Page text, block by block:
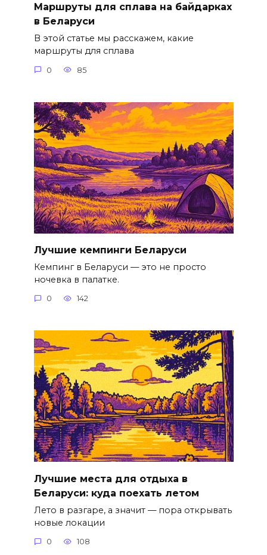
Маршруты для сплава на байдарках
в Беларуси
В этой статье мы расскажем, какие
маршруты для сплава
0 85
Лучшие кемпинги Беларуси
Кемпинг в Беларуси — это не просто
ночевка в палатке.
0 142
Лучшие места для отдыха в
Беларуси: куда поехать летом
Лето в разгаре, а значит — пора открывать
новые локации
0 108